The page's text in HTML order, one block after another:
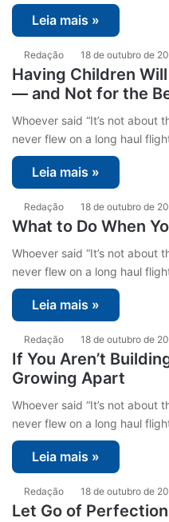
Leia mais »
Redação 18 de outubro de
Having Children
— and Not for the
Whoever said “It’s not about
never flew on a long haul
Leia mais »
Redação 18 de outubro de
What to Do When
Whoever said “It’s not about
never flew on a long haul
Leia mais »
Redação 18 de outubro de
If You Aren’t
Growing Apart
Whoever said “It’s not about
never flew on a long haul
Leia mais »
Redação 18 de outubro de
Let Go of